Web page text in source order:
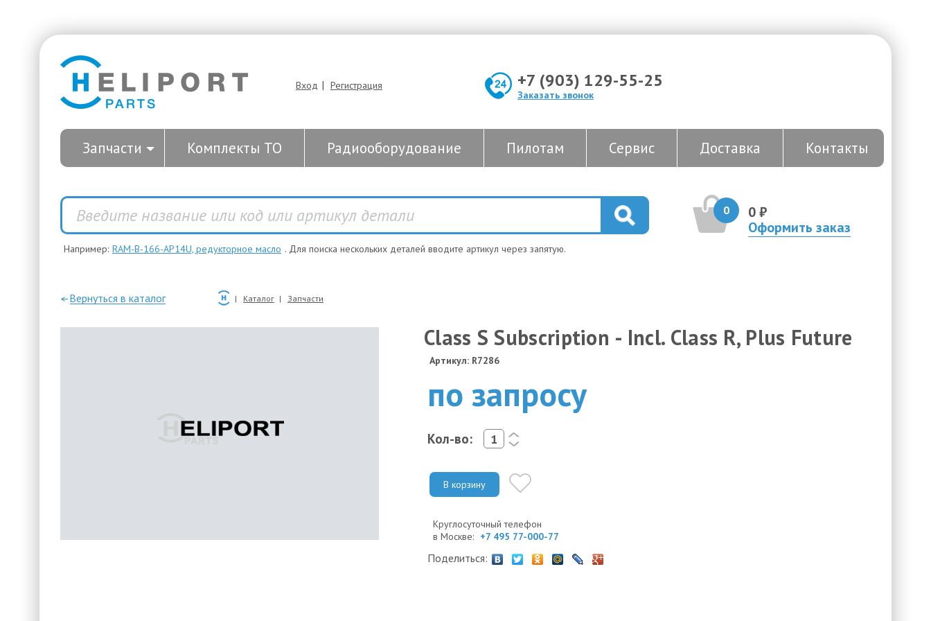
Вход | Регистрация +7 (903) 129-55-25
Заказать звонок
Запчасти Комплекты ТО Радиооборудование Пилотам Сервис Доставка Контакты
0
0 ₽
Оформить заказ
Например: RAM-B-166-AP14U, редукторное масло . Для поиска нескольких деталей вводите артикул через запятую.
—Вернуться в каталог Каталог Запчасти
Class S Subscription - Incl. Class R, Plus Future
Артикул: R7286
по запросу
Кол-во:
<
>
В корзину
Круглосуточный телефон
в Москве: +7 495 77-000-77
Поделиться: